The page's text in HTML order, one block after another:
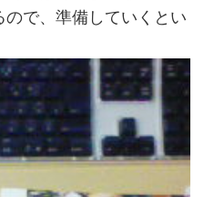
で、準備していくとい